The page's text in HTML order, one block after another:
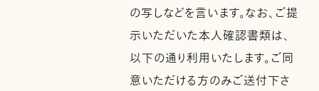
の写しなどを言います。なお、ご提
示いただいた本人確認書類は、
以下の通り利用いたします。ご同
意いただける方のみご送付下さ